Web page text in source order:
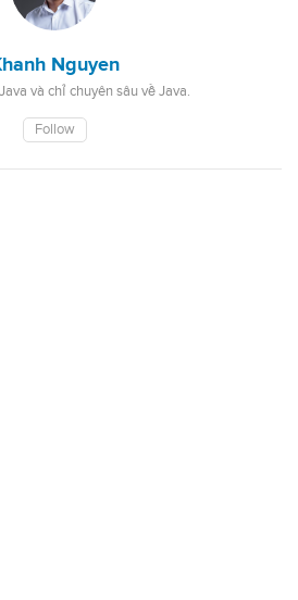
Nguyen
và chỉ chuyên sâu về Java.
Follow